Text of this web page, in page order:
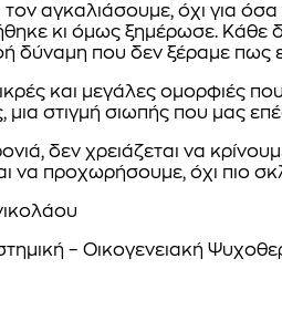
αγκαλιάσουμε, όχι για όσα
κι όμως ξημέρωσε. Κάθε
δύναμη που δεν ξέραμε πως
και μεγάλες ομορφιές
μια στιγμή σιωπής που μας
δεν χρειάζεται να
Και να προχωρήσουμε, όχι πιο
– Οικογενειακή